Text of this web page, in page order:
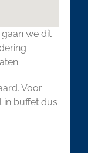
we dit
Voor
in buffet dus